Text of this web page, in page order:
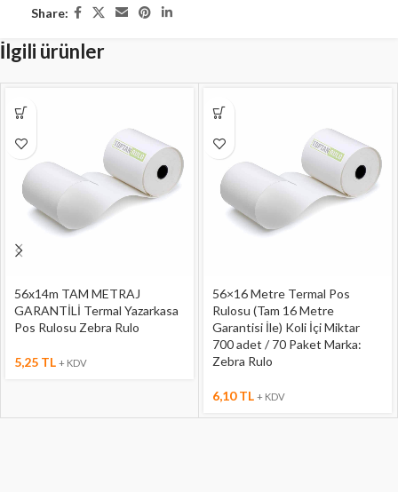
Share:
İlgili ürünler
56x14m TAM METRAJ
GARANTİLİ Termal Yazarkasa
Pos Rulosu Zebra Rulo
5,25 TL + KDV
56×16 Metre Termal Pos
Rulosu (Tam 16 Metre
Garantisi İle) Koli İçi Miktar
700 adet / 70 Paket Marka:
Zebra Rulo
6,10TL + KDV